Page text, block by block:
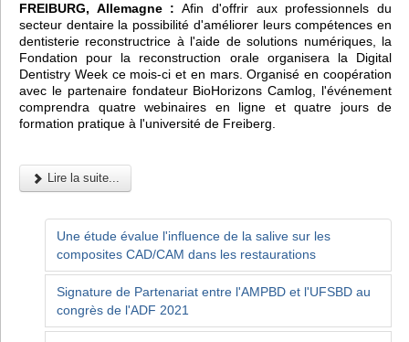
FREIBURG, Allemagne : Afin d'offrir aux professionnels du
secteur dentaire la possibilité d'améliorer leurs compétences en
dentisterie reconstructrice à l'aide de solutions numériques, la
Fondation pour la reconstruction orale organisera la Digital
Dentistry Week ce mois-ci et en mars. Organisé en coopération
avec le partenaire fondateur BioHorizons Camlog, l'événement
comprendra quatre webinaires en ligne et quatre jours de
formation pratique à l'université de Freiberg.
Lire la suite...
Une étude évalue l'influence de la salive sur les
composites CAD/CAM dans les restaurations
Signature de Partenariat entre l'AMPBD et l'UFSBD au
congrès de l'ADF 2021